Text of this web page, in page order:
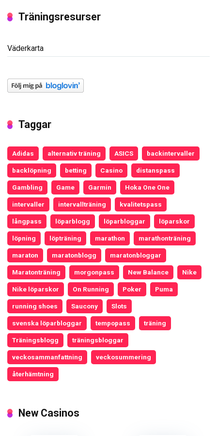
Träningsresurser
Väderkarta
Taggar
Adidas alternativ träning ASICS backintervaller
backlöpning betting Casino distanspass
Gambling Game Garmin Hoka One One
intervaller intervallträning kvalitetspass
långpass löparblogg löparbloggar löparskor
löpning löpträning marathon marathonträning
maraton maratonblogg maratonbloggar
Maratonträning morgonpass New Balance Nike
Nike löparskor On Running Poker Puma
running shoes Saucony Slots
svenska löparbloggar tempopass träning
Träningsblogg träningsbloggar
veckosammanfattning veckosummering
återhämtning
New Casinos